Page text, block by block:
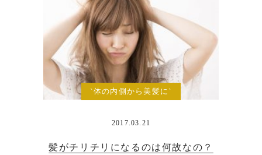
`体の内側から美髪に`
2017.03.21
髪がチリチリになるのは何故なの？